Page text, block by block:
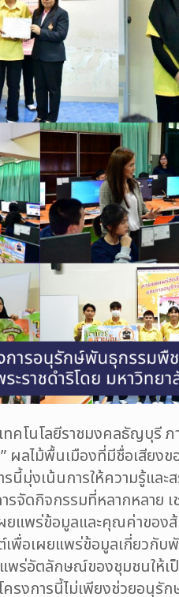
ทคโนโลยีราชมงคลธัญบุรี
ผลไม้พื้นเมืองที่มีชื่อเสียง
รนี้มุ่งเน้นการให้ความรู้แ
จัดกิจกรรมที่หลากหลาย
ยแพร่ข้อมูลและคุณค่าของ
อเผยแพร่ข้อมูลเกี่ยวกับ
พร่อัตลักษณ์ของชุมชนให้เ
รงการนี้ไม่เพียงช่วยอนุ